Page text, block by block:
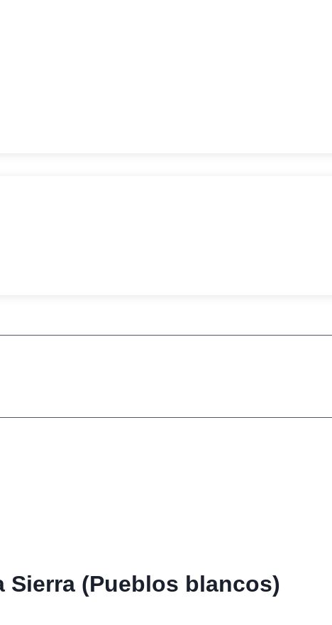
Sierra (Pueblos blancos)